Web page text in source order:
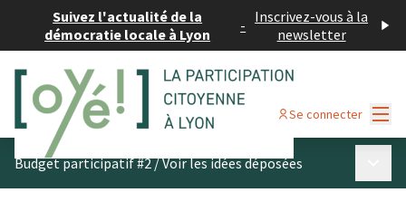
Suivez l'actualité de la
démocratie locale à Lyon
- Inscrivez-vous à la
newsletter
Se connecter
Budget participatif #2/Voir les idées déposées